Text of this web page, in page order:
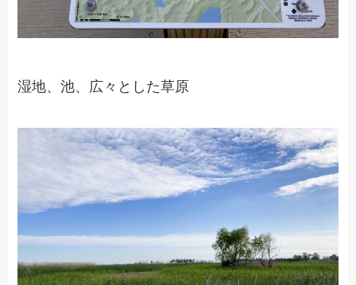
湿地、池、広々とした草原